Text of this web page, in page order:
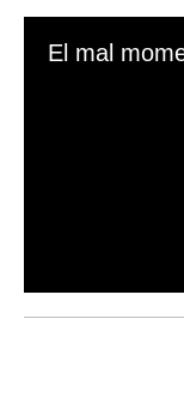
s